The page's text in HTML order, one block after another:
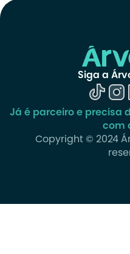
Siga a
Já é parceiro e precisa
com
Copyright © 2024